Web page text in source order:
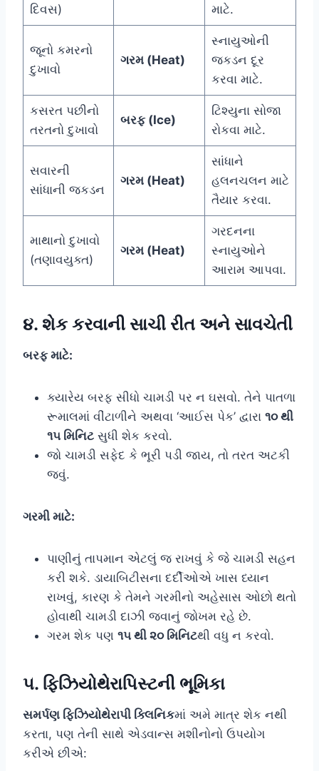
દિવસ) માટે.
જૂનો કમરનો
દુખાવો
ગરમ (Heat)
સ્નાયુઓની
જકડન દૂર
કરવા માટે.
કસરત પછીનો
તરતનો દુખાવો
બરફ (Ice)
ટિશ્યુના સોજા
રોકવા માટે.
સવારની
સાંધાની જકડન
ગરમ (Heat)
સાંધાને
હલનચલન માટે
તૈયાર કરવા.
માથાનો દુખાવો
(તણાવયુક્ત)
ગરમ (Heat)
ગરદનના
સ્નાયુઓને
આરામ આપવા.
૪. શેક કરવાની સાચી રીત અને સાવચેતી
બરફ માટે:
ક્યારેય બરફ સીધો ચામડી પર ન ઘસવો. તેને પાતળા
રૂમાલમાં વીંટાળીને અથવા ‘આઈસ પેક’ દ્વારા ૧૦ થી
૧૫ મિનિટ સુધી શેક કરવો.
જો ચામડી સફેદ કે ભૂરી પડી જાય, તો તરત અટકી
જવું.
ગરમી માટે:
પાણીનું તાપમાન એટલું જ રાખવું કે જે ચામડી સહન
કરી શકે. ડાયાબિટીસના દર્દીઓએ ખાસ ધ્યાન
રાખવું, કારણ કે તેમને ગરમીનો અહેસાસ ઓછો થતો
હોવાથી ચામડી દાઝી જવાનું જોખમ રહે છે.
ગરમ શેક પણ ૧૫ થી ૨૦ મિનિટથી વધુ ન કરવો.
૫. ફિઝિયોથેરાપિસ્ટની ભૂમિકા
સમર્પણ ફિઝિયોથેરાપી ક્લિનિકમાં અમે માત્ર શેક નથી
કરતા, પણ તેની સાથે એડવાન્સ મશીનોનો ઉપયોગ
કરીએ છીએ: